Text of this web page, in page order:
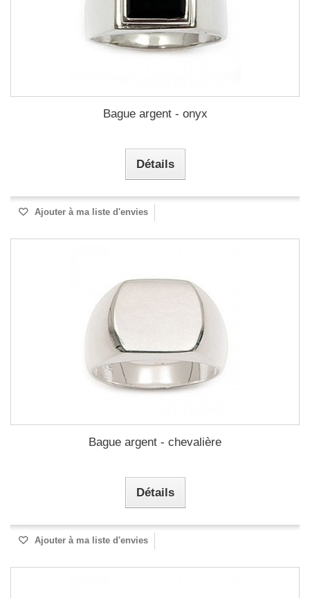
Bague argent - onyx
Détails
Ajouter à ma liste d'envies
Bague argent - chevalière
Détails
Ajouter à ma liste d'envies